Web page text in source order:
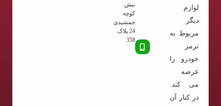
لوازم
دیگر
مربوط به
ترمز
خودرو را
عرضه
می کند.
در کنار آن
نبش
کوچه
جمشیدی
24 پلاک
358